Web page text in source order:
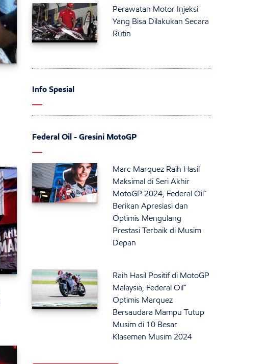
Perawatan Motor Injeksi
Yang Bisa Dilakukan Secara
Rutin
Info Spesial
Federal Oil - Gresini MotoGP
Marc Marquez Raih Hasil
Maksimal di Seri Akhir
MotoGP 2024, Federal Oil™
Berikan Apresiasi dan
Optimis Mengulang
Prestasi Terbaik di Musim
Depan
Raih Hasil Positif di MotoGP
Malaysia, Federal Oil™
Optimis Marquez
Bersaudara Mampu Tutup
Musim di 10 Besar
Klasemen Musim 2024